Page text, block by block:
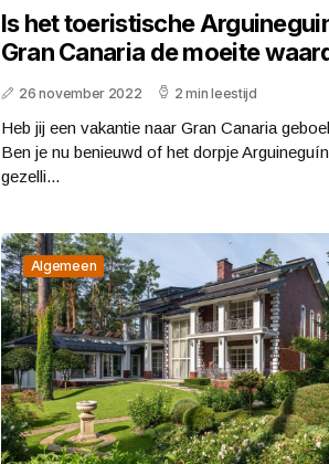
Is het toeristische
Gran Canaria de moeite
26 november 2022 2 min leestijd
Heb jij een vakantie naar Gran Canaria
Ben je nu benieuwd of het dorpje Arguineguín
gezelli...
Algemeen